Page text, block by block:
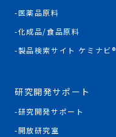
医薬品原料
化成品/食品原料
製品検索サイト ケミナビ®
研究開発サポート
研究開発サポート
開放研究室